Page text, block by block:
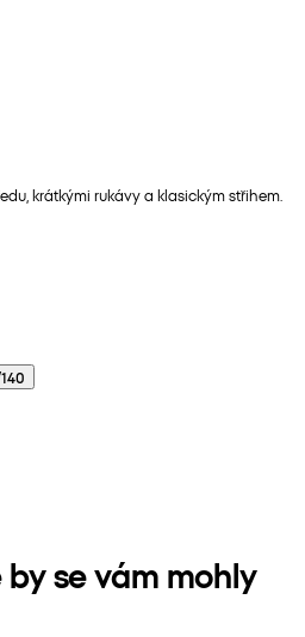
krátkými rukávy a klasickým střihem.
se vám mohly